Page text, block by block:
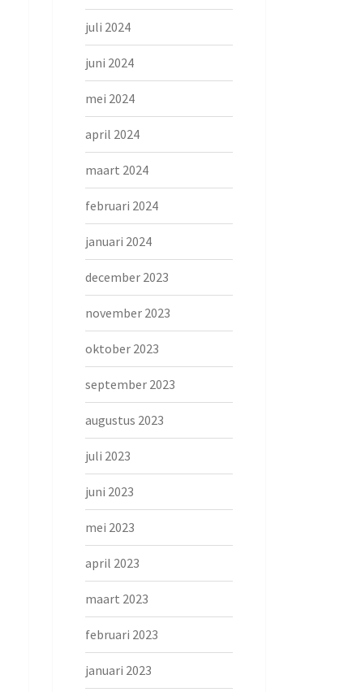
juli 2024
juni 2024
mei 2024
april 2024
maart 2024
februari 2024
januari 2024
december 2023
november 2023
oktober 2023
september 2023
augustus 2023
juli 2023
juni 2023
mei 2023
april 2023
maart 2023
februari 2023
januari 2023